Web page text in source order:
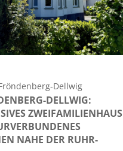
Dellwig
DELLWIG:
ZWEIFAMILIENHAUS
NAHE DER RUHR-